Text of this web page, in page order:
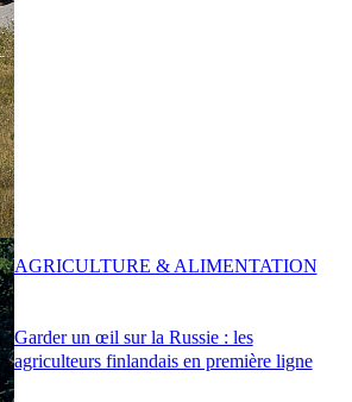
Garder un œil sur la Russie : les
agriculteurs finlandais en première ligne
AGRICULTURE & ALIMENTATION